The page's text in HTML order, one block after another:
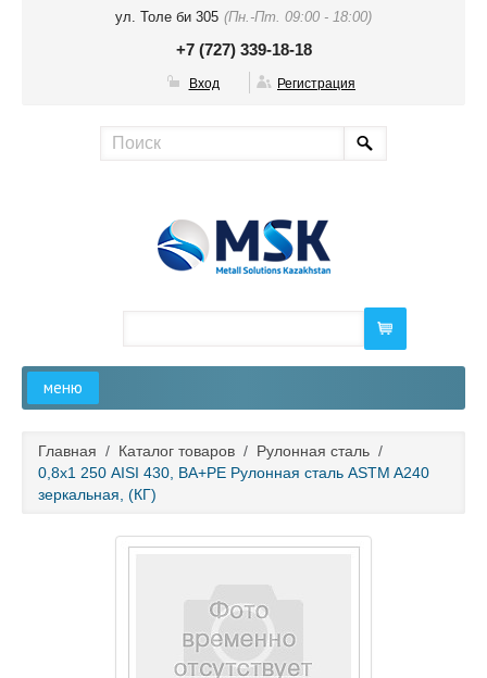
ул. Толе би 305 (Пн.-Пт. 09:00 - 18:00)
+7 (727) 339-18-18
Вход Регистрация
меню
О компании
Каталог товаров
Главная / Каталог товаров / Рулонная сталь /
0,8х1 250 AISI 430, BA+PE Рулонная сталь ASTM A240
зеркальная, (КГ)